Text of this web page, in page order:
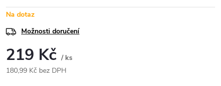
Na dotaz
Možnosti doručení
219 Kč / ks
180,99 Kč bez DPH